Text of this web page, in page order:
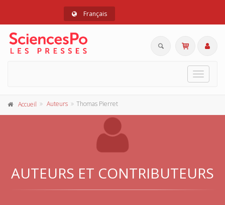
Français
Toggle
Accueil Auteurs Thomas Pierret
AUTEURS ET CONTRIBUTEURS